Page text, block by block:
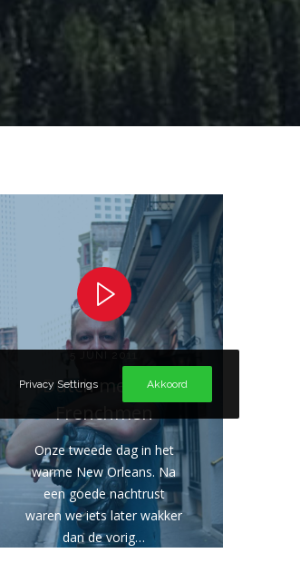
Dutch men on
Frenchmen
Onze tweede dag in het
warme New Orleans. Na
een goede nachtrust
waren we iets later wakker
dan de vorig…
Privacy Settings Akkoord